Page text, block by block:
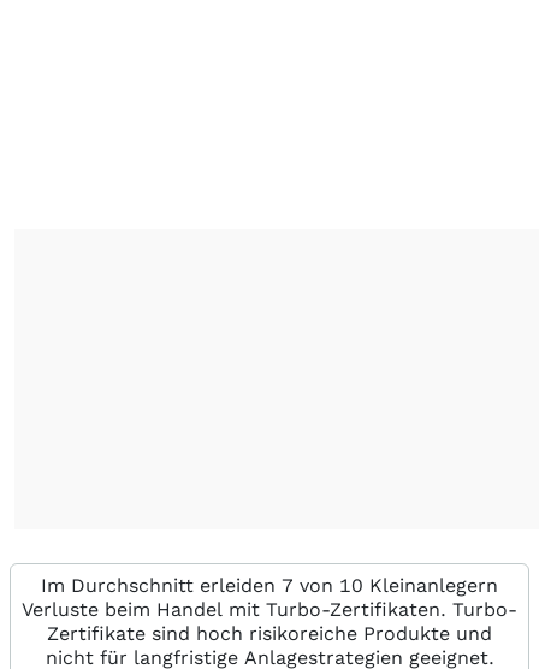
Im Durchschnitt erleiden 7 von 10 Kleinanlegern
Verluste beim Handel mit Turbo-Zertifikaten. Turbo-
Zertifikate sind hoch risikoreiche Produkte und
nicht für langfristige Anlagestrategien geeignet.